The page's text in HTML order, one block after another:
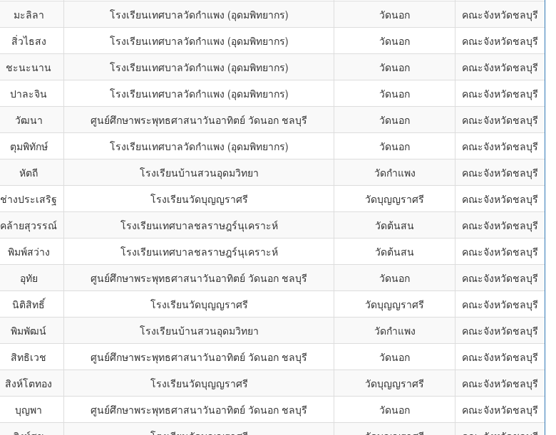
มะลิลา โรงเรียนเทศบาลวัดกำแพง (อุดมพิทยากร) วัดนอก
คณะจังหวัดชลบุรี
สิ่วไธสง โรงเรียนเทศบาลวัดกำแพง (อุดมพิทยากร) วัดนอก
คณะจังหวัดชลบุรี
ชะนะนาน โรงเรียนเทศบาลวัดกำแพง (อุดมพิทยากร) วัดนอก
คณะจังหวัดชลบุรี
ปาละจิน โรงเรียนเทศบาลวัดกำแพง (อุดมพิทยากร) วัดนอก
คณะจังหวัดชลบุรี
วัฒนา ศูนย์ศึกษาพระพุทธศาสนาวันอาทิตย์ วัดนอก ชลบุรี วัดนอก
คณะจังหวัดชลบุรี
ตุมพิทักษ์ โรงเรียนเทศบาลวัดกำแพง (อุดมพิทยากร) วัดนอก
คณะจังหวัดชลบุรี
หัตถี โรงเรียนบ้านสวนอุดมวิทยา วัดกำแพง
คณะจังหวัดชลบุรี
ช่างประเสริฐ โรงเรียนวัดบุญญราศรี วัดบุญญราศรี
คณะจังหวัดชลบุรี
คล้ายสุวรรณ์ โรงเรียนเทศบาลชลราษฎร์นุเคราะห์ วัดต้นสน
คณะจังหวัดชลบุรี
พิมพ์สว่าง โรงเรียนเทศบาลชลราษฎร์นุเคราะห์ วัดต้นสน
คณะจังหวัดชลบุรี
อุทัย ศูนย์ศึกษาพระพุทธศาสนาวันอาทิตย์ วัดนอก ชลบุรี วัดนอก
คณะจังหวัดชลบุรี
นิติสิทธิ์ โรงเรียนวัดบุญญราศรี วัดบุญญราศรี
คณะจังหวัดชลบุรี
พิมพัฒน์ โรงเรียนบ้านสวนอุดมวิทยา วัดกำแพง
คณะจังหวัดชลบุรี
สิทธิเวช ศูนย์ศึกษาพระพุทธศาสนาวันอาทิตย์ วัดนอก ชลบุรี วัดนอก
คณะจังหวัดชลบุรี
สิงห์โตทอง โรงเรียนวัดบุญญราศรี วัดบุญญราศรี
คณะจังหวัดชลบุรี
บุญพา ศูนย์ศึกษาพระพุทธศาสนาวันอาทิตย์ วัดนอก ชลบุรี วัดนอก
คณะจังหวัดชลบุรี